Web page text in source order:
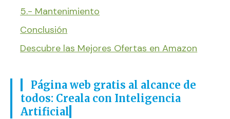
5.- Mantenimiento
Conclusión
Descubre las Mejores Ofertas en Amazon
Página web gratis al alcance de
todos: Creala con Inteligencia
Artificial